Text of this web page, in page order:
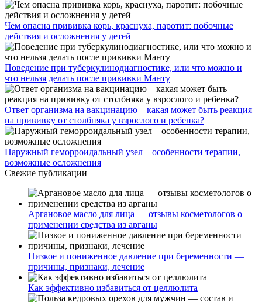
Чем опасна прививка корь, краснуха, паротит: побочные
действия и осложнения у детей
Поведение при туберкулинодиагностике, или что можно и
что нельзя делать после прививки Манту
Ответ организма на вакцинацию – какая может быть реакция
на прививку от столбняка у взрослого и ребенка?
Наружный геморроидальный узел – особенности терапии,
возможные осложнения
Свежие публикации
Аргановое масло для лица — отзывы косметологов о
применении средства из арганы
Низкое и пониженное давление при беременности —
причины, признаки, лечение
Как эффективно избавиться от целлюлита